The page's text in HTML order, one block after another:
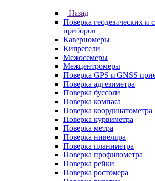
Назад
Поверка геодезических и
приборов
Каверномеры
Кипрегели
Межосемеры
Межцентромеры
Поверка GPS и GNSS
Поверка адгезиметра
Поверка буссоли
Поверка компаса
Поверка координатометра
Поверка курвиметра
Поверка метра
Поверка нивелира
Поверка планиметра
Поверка профилометра
Поверка рейки
Поверка ростомера